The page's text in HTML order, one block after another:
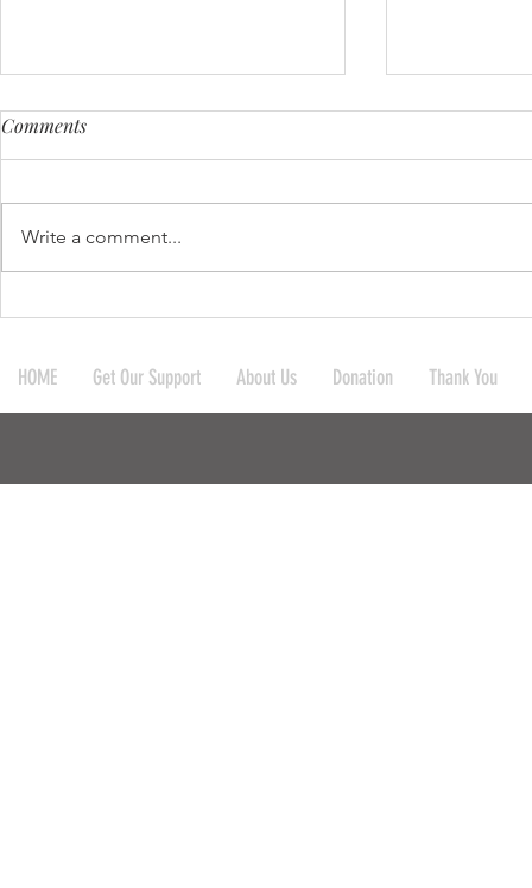
บริจาคผ้าห่มและมุ้งให้กับ
บ้านในละแวกใกล้เคียง ที่
อ.แม่สะเรียง จ.แม่ฮ่องสอ
บริจาคกระเ
สำนักสงฆ์
Comments
Write a comment...
HOME Get Our Support About Us Donation Thank You